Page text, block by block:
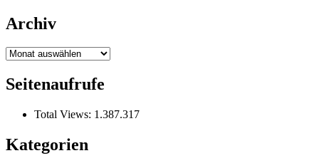
Archiv
Archiv
Seitenaufrufe
Total Views: 1.387.317
Kategorien